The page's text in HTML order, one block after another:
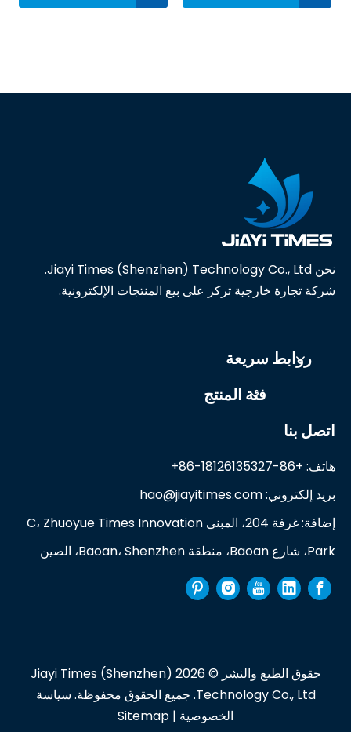
نحن Jiayi Times (Shenzhen) Technology Co., Ltd.
شركة تجارة خارجية تركز على بيع المنتجات الإلكترونية.
روابط سريعة
فئة المنتج
اتصل بنا
هاتف: +86-18126135327-86+
بريد إلكتروني:hao@jiayitimes.com
إضافة: غرفة 204، المبنى C، Zhuoyue Times Innovation
Park، شارع Baoan، منطقة Baoan، Shenzhen، الصين
حقوق الطبع والنشر ©2026
Jiayi Times (Shenzhen)
Technology Co., Ltd. جميع الحقوق محفوظة.
سياسة
الخصوصية |
Sitemap